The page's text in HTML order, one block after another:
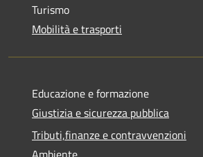
Turismo
Mobilità e trasporti
Educazione e formazione
Giustizia e sicurezza pubblica
Tributi,finanze e contravvenzioni